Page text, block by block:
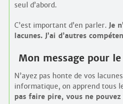
seul d’abord.
C’est important d’en parler. Je
lacunes. J’ai d’autres
Mon message pour
N’ayez pas honte de vos
informatique, on apprend tous
pas faire pire, vous ne